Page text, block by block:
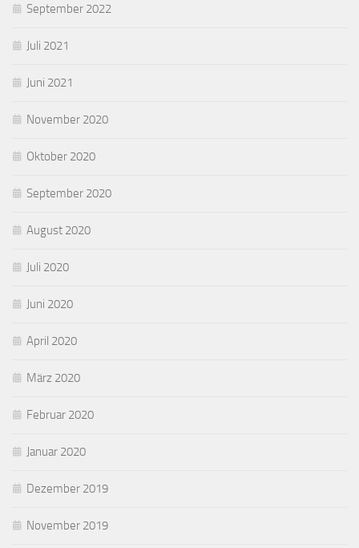
September 2022
Juli 2021
Juni 2021
November 2020
Oktober 2020
September 2020
August 2020
Juli 2020
Juni 2020
April 2020
März 2020
Februar 2020
Januar 2020
Dezember 2019
November 2019